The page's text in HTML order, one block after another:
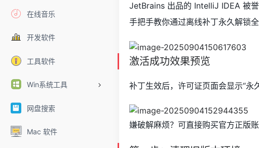
在线音乐
开发软件
工具软件
Win系统工具
网盘搜索
Mac 软件
JetBrains 出品的 IntelliJ IDEA 被
手把手教你通过离线补丁永久解锁
激活成功效果预览
补丁生效后，许可证页面会显示“
嫌破解麻烦？可直接购买官方正